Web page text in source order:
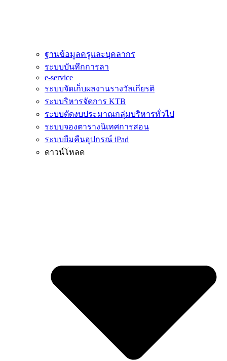
ฐานข้อมูลครูและบุคลากร
ระบบบันทึกการลา
e-service
ระบบจัดเก็บผลงานรางวัลเกียรติ
ระบบริหารจัดการ KTB
ระบบตัดงบประมาณกลุ่มบริหารทั่วไป
ระบบจองตารางนิเทศการสอน
ระบบยืมคืนอุปกรณ์ iPad
ดาวน์โหลด